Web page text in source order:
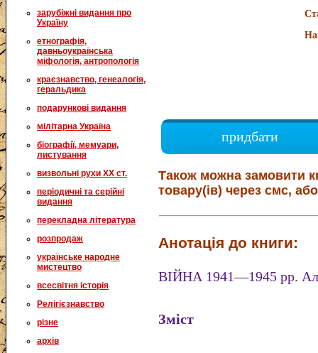
зарубіжні видання про
Україну
етнографія,
давньоукраїнська
міфологія, антропологія
краєзнавство, генеалогія,
геральдика
подарункові видання
мілітарна Україна
біографії, мемуари,
листування
визвольні рухи XX ст.
періодичні та серійні
видання
перекладна література
розпродаж
українське народне
мистецтво
всесвітня історія
Релігієзнавство
різне
архів
придбати
Також можна замовити
товару(ів) через смс,
Анотація до книги:
ВІЙНА 1941—1945 рр.
Зміст